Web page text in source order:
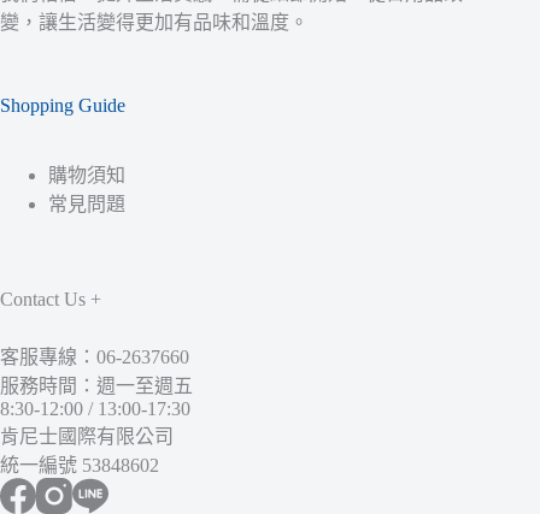
變，讓生活變得更加有品味和溫度。
Shopping Guide
購物須知
常見問題
Contact Us +
客服專線：06-2637660
服務時間：週一至週五
8:30-12:00 / 13:00-17:30
肯尼士國際有限公司
統一編號 53848602